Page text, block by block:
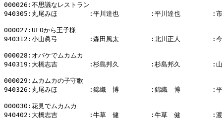
000026:不思議なレストラン
940305:丸尾みほ        :平川達也        :平川達也        :市
000027:UFOから王子様
940312:小山眞弓        :森田風太        :北川正人        :今
000028:オバケでムカムカ
940319:大橋志吉        :杉島邦久        :杉島邦久        :山
000029:ムカムカの子守歌
940326:丸尾みほ        :錦織　博        :錦織　博        :平
000030:花見でムカムカ
940402:大橋志吉        :牛草　健        :牛草　健        :渡